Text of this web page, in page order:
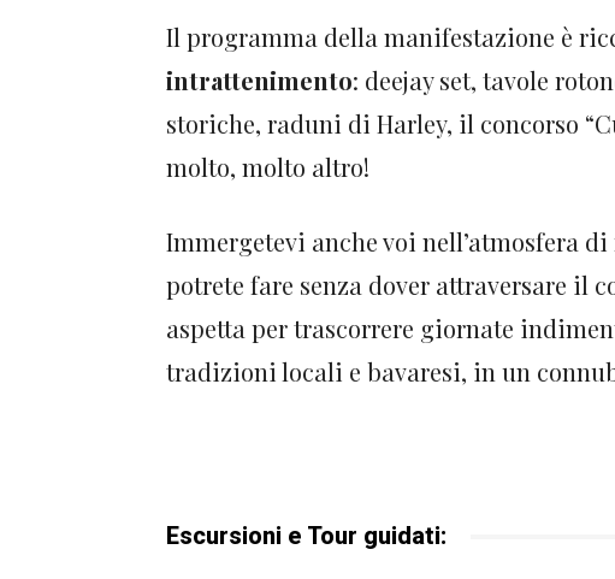
Il programma della manifestazione è
intrattenimento: deejay set, tavole
storiche, raduni di Harley, il concorso
molto, molto altro!
Immergetevi anche voi nell’atmosfera di
potrete fare senza dover attraversare il
aspetta per trascorrere giornate
tradizioni locali e bavaresi, in un
Escursioni e Tour guidati: